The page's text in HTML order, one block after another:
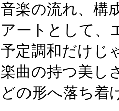
音楽の流れ、構
アートとして、
予定調和だけじ
楽曲の持つ美し
どの形へ落ち着